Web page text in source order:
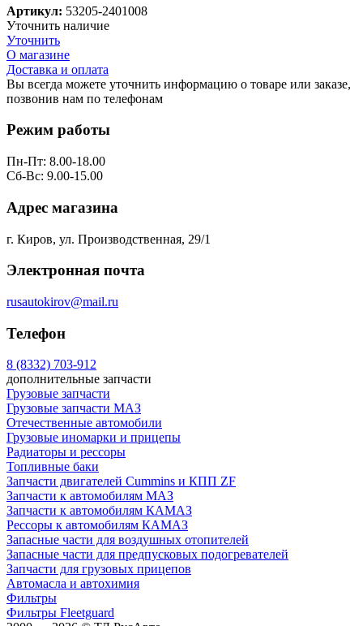
Артикул: 53205-2401008
Уточнить наличие
Уточнить
О магазине
Доставка и оплата
Вы всегда можете уточнить информацию о товаре или заказе,
позвонив нам по телефонам
Режим работы
Пн-Пт: 8.00-18.00
Сб-Вс: 9.00-15.00
Адрес магазина
г. Киров, ул. Производственная, 29/1
Электронная почта
rusautokirov@mail.ru
Телефон
8 (8332) 703-912
дополнительные запчасти
Грузовые запчасти
Грузовые запчасти МАЗ
Отечественные автомобили
Грузовые иномарки и прицепы
Радиаторы и рессоры
Топливные баки
Запчасти двигателей Cummins и КПП ZF
Запчасти к автомобилям МАЗ
Запчасти к автомобилям КАМАЗ
Рессоры к автомобилям КАМАЗ
Запасные части для воздушных отопителей
Запасные части для предпусковых подогревателей
Запчасти для грузовых прицепов
Автомасла и автохимия
Фильтры
Фильтры Fleetguard